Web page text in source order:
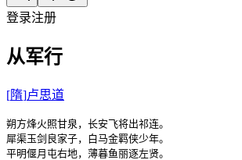
登录注册
从军行
[隋]卢思道
朔方烽火照甘泉，长安飞将出祁连。
犀渠玉剑良家子，白马金羁侠少年。
平明偃月屯右地，薄暮鱼丽逐左贤。